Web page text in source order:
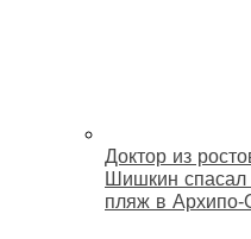
Доктор из
Шишкин спасал
пляж в